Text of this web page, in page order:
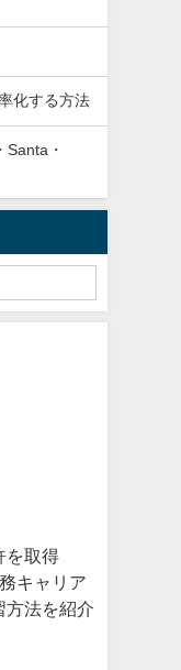
化する方法
Santa・
を取得
キャリア
方法を紹介